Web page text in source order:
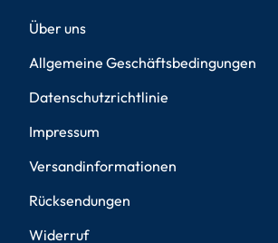
Über uns
Allgemeine Geschäftsbedingungen
Datenschutzrichtlinie
Impressum
Versandinformationen
Rücksendungen
Widerruf